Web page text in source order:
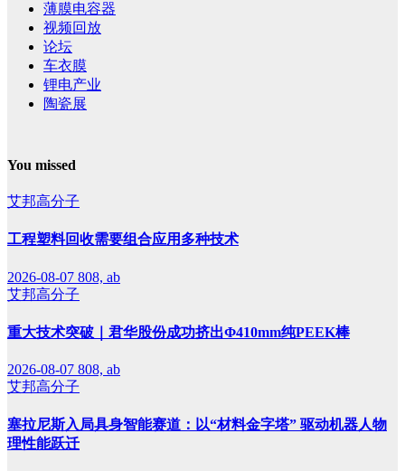
薄膜电容器
视频回放
论坛
车衣膜
锂电产业
陶瓷展
You missed
艾邦高分子
工程塑料回收需要组合应用多种技术
2026-08-07 808, ab
艾邦高分子
重大技术突破｜君华股份成功挤出Φ410mm纯PEEK棒
2026-08-07 808, ab
艾邦高分子
塞拉尼斯入局具身智能赛道：以“材料金字塔” 驱动机器人物
理性能跃迁